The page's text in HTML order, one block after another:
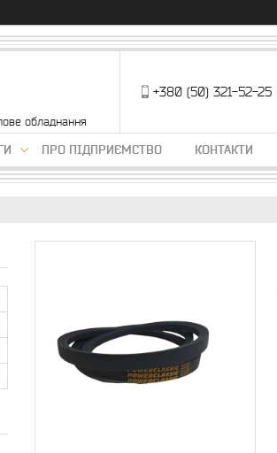
обладнання
+380 (50) 321-52-25
ПРО ПІДПРИЄМСТВО КОНТАКТИ